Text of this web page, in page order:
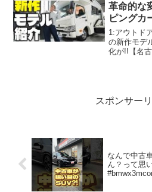
革命的な
ピングカ
SPRING
1:アウトド
の新作モデ
化が!!【名
スポンサー
なんで中古
ん？って思